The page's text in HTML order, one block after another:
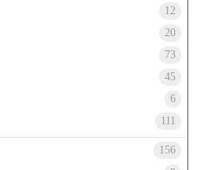
12
20
73
45
6
111
156